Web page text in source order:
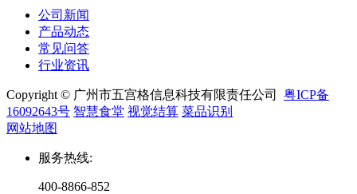
公司新闻
产品动态
常见问答
行业资讯
Copyright © 广州市五宫格信息科技有限责任公司 粤ICP备
16092643号 智慧食堂 视觉结算 菜品识别
网站地图
服务热线:
400-8866-852